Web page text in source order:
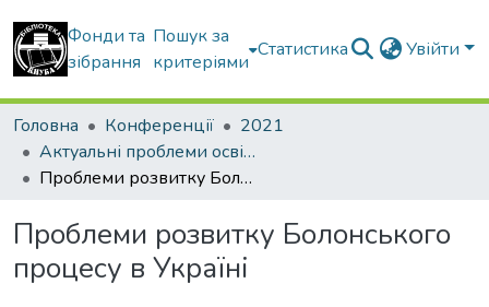
Фонди та
зібрання
Пошук за
критеріями
Статистика Увійти
Головна Конференції
2021
Актуальні проблеми освітнього процесу в контексті європейського вибору України: матеріали ІV Всеукраїнського круглого столу з міжнародною участю (17 листопада 2021 року)
Проблеми розвитку Болонського процесу в Україні
Проблеми розвитку Болонського
процесу в Україні